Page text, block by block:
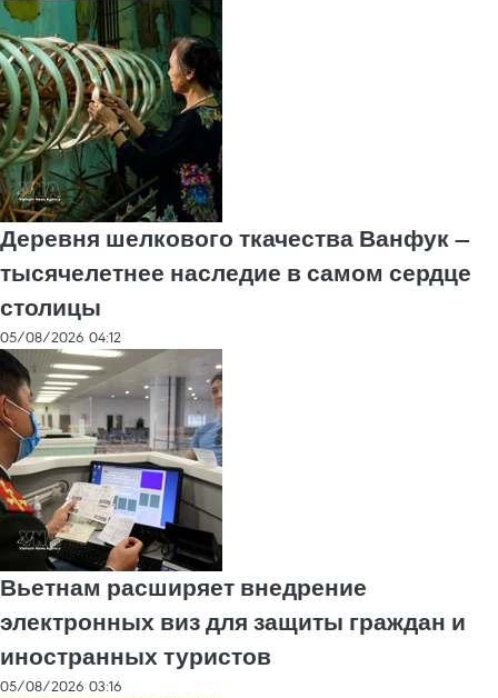
Деревня шелкового ткачества Ванфук —
тысячелетнее наследие в самом сердце
столицы
05/08/2026 04:12
Вьетнам расширяет внедрение
электронных виз для защиты граждан и
иностранных туристов
05/08/2026 03:16